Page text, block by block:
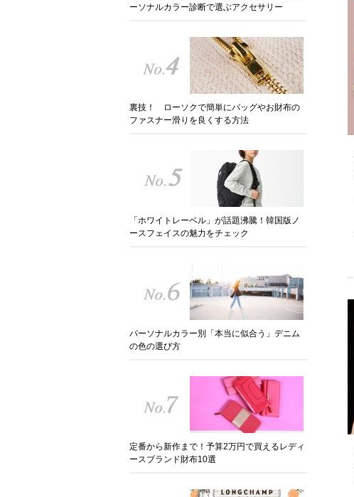
ーソナルカラー診断で選ぶアクセサリー
裏技！ ローソクで簡単にバッグやお財布の
ファスナー滑りを良くする方法
「ホワイトレーベル」が話題沸騰！韓国版ノ
ースフェイスの魅力をチェック
パーソナルカラー別「本当に似合う」デニム
の色の選び方
定番から新作まで！予算2万円で買えるレディ
ースブランド財布10選